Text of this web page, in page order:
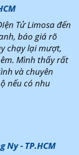
Tử Limosa đến
báo giá rõ
chạy lại mượt,
Mình thấy rất
và chuyên
nếu có nhu
Ny - TP.HCM